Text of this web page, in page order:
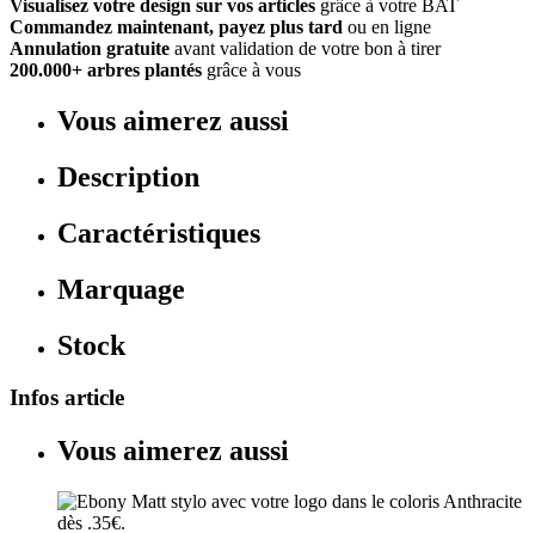
Visualisez votre design sur vos articles grâce à votre BAT
Commandez maintenant, payez plus tard ou en ligne
Annulation gratuite avant validation de votre bon à tirer
200.000+ arbres plantés grâce à vous
Vous aimerez aussi
Description
Caractéristiques
Marquage
Stock
Infos article
Vous aimerez aussi